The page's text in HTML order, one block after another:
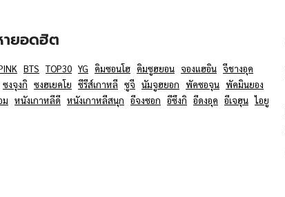
ายอดฮิต
BTS TOP30 YG คิมซอนโฮ คิมซูฮยอน จองแฮอิน จีชางอุค
ซงจุงกิ ซงฮเยคโย ซีรีส์เกาหลี ซูจี นัมจูฮยอก พัคซอจุน พัคมินยอง
ม หนังเกาหลีดี หนังเกาหลีสนุก อีจงซอก อีซึงกิ อีดงอุค อีเจฮุน ไอยู